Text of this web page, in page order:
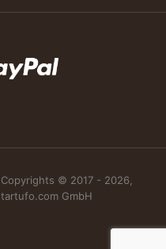
Copyrights © 2017 - 2026,
tartufo.com GmbH